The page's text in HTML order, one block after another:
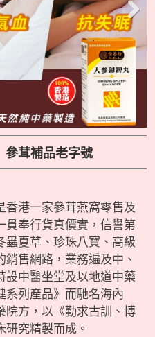
Nex
茸補品老字號
香港一家參茸燕窩零售及
貫奉行貨真價實，信譽第
蟲夏草、珍珠八寶、高級
售網路，業務遍及中、
設中醫坐堂及以地道中藥
系列產品》而馳名海內
院方，以《勤求古訓、博
究精製而成。